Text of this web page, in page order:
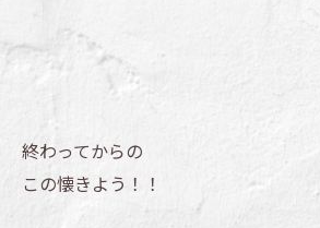
終わってからの
この懐きよう！！